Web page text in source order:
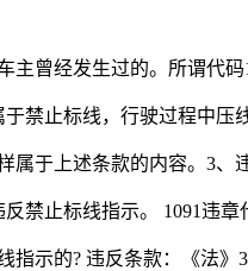
主曾经发生过的。所谓代
禁止标线，行驶过程中压
属于上述条款的内容。3、
禁止标线指示。 1091违
指示的? 违反条款：《法